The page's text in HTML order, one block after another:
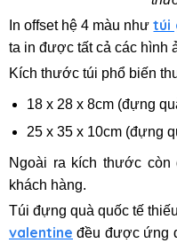
In offset hệ 4 màu nhưtúi
ta in được tất cả các hình
Kích thước túi phổ biến
18 x 28 x 8cm (đựng
25 x 35 x 10cm (đựng
Ngoài ra kích thước
khách hàng.
Túi đựng quà quốc tế
valentine đều được ứng